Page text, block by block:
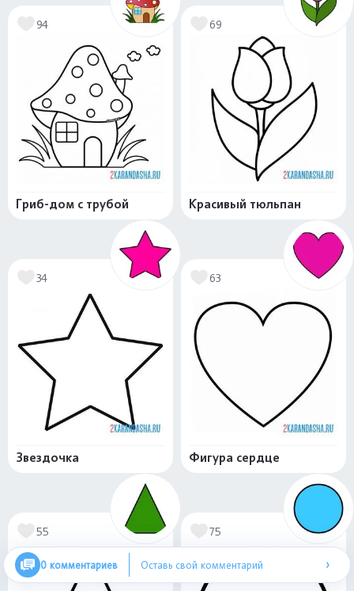
94
Гриб-дом с трубой
69
Красивый тюльпан
34
Звездочка
63
Фигура сердце
55 75
0 комментариев Оставь свой комментарий ›